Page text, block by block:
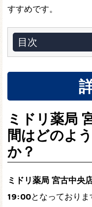
すすめです。
目次
ミドリ薬局
間はどのよ
か？
ミドリ薬局 宮古中央
19:00となっており